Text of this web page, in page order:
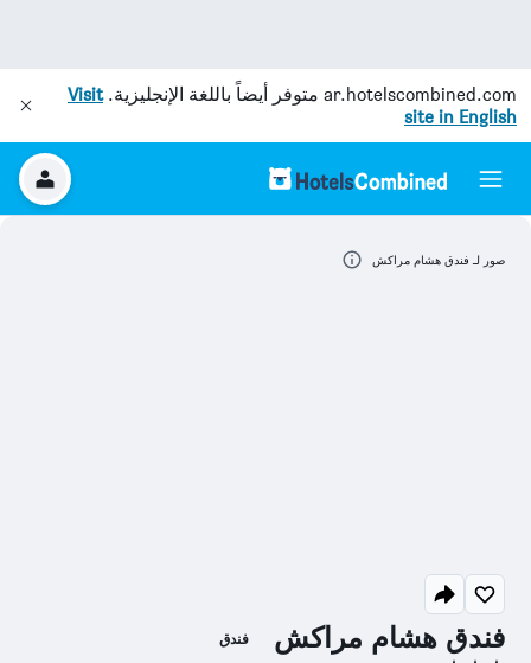
ar.hotelscombined.com متوفر أيضاً باللغة الإنجليزية.Visit
site in English
فندق هشام مراكش فندق
صور لـ فندق هشام مراكش